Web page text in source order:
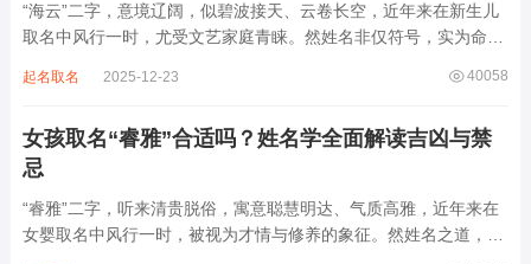
“海云”二字，意境辽阔，似碧波接天、云卷长空，近年来在新生儿
取名中风行一时，尤受文艺家庭青睐。然姓名非仅符号，实为命局
滔天，木浮无根，阴气过重，易致意志不坚、事业漂泊、健康受
40058
起名取名 2025-12-23
女孩取名“睿雅”合适吗？姓名学全面解读吉凶与禁
忌
“睿雅”二字，听来清贵脱俗，寓意聪慧明达、气质高雅，近年来在
女婴取名中风行一时，被视为才情与修养的象征。然姓名之道，贵